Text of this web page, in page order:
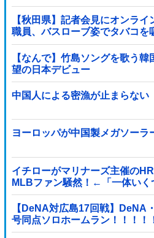
【秋田県】記者会見にオンラ
職員、バスローブ姿でタバコを
取りへ
【なんで】竹島ソングを歌う
望の日本デビュー
中国人による密漁が止まらない
ヨーロッパが中国製メガソーラ
イチローがマリナーズ主催の
MLBファン騒然！←「一体いく
応）
【DeNA対広島17回戦】DeNA
号同点ソロホームラン！！！！
他